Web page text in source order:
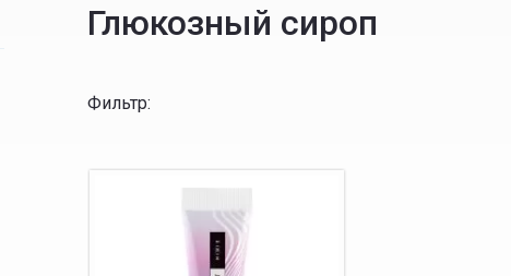
Глюкозный сироп
Фильтр: